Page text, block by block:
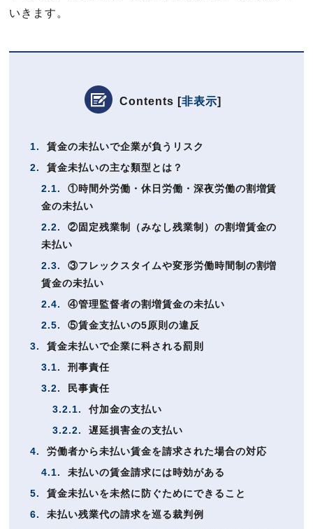
いきます。
Contents [非表示]
1.
賃金の未払いで企業が負うリスク
2.
賃金未払いの主な類型とは？
2.1.
①時間外労働・休日労働・深夜労働の割増賃
金の未払い
2.2.
②固定残業制（みなし残業制）の割増賃金の
未払い
2.3.
③フレックスタイムや変形労働時間制の割増
賃金の未払い
2.4.
④管理監督者の割増賃金の未払い
2.5.
⑤賃金支払いの5原則の違反
3.
賃金未払いで企業に科される罰則
3.1.
刑事責任
3.2.
民事責任
3.2.1.
付加金の支払い
3.2.2.
遅延損害金の支払い
4.
労働者から未払い賃金を請求された場合の対応
4.1.
未払いの賃金請求には時効がある
5.
賃金未払いを未然に防ぐためにできること
6.
未払い残業代の請求を巡る裁判例